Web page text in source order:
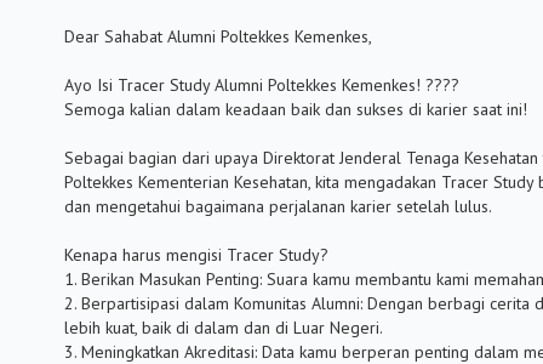
Dear Sahabat Alumni Poltekkes Kemenkes,
Ayo Isi Tracer Study Alumni Poltekkes Kemenkes! ????
Semoga kalian dalam keadaan baik dan sukses di karier saat ini!
Sebagai bagian dari upaya Direktorat Jenderal Tenaga
Poltekkes Kementerian Kesehatan, kita mengadakan Tracer
dan mengetahui bagaimana perjalanan karier setelah lulus.
Kenapa harus mengisi Tracer Study?
1. Berikan Masukan Penting: Suara kamu membantu kami
2. Berpartisipasi dalam Komunitas Alumni: Dengan berbagi
lebih kuat, baik di dalam dan di Luar Negeri.
3. Meningkatkan Akreditasi: Data kamu berperan penting dalam